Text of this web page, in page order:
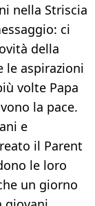
nella Striscia
ci
della
le aspirazioni
volte Papa
la pace.
e
il Parent
le loro
un giorno